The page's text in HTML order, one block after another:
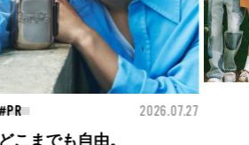
2026.07.09
BOY ルイ・ヴィト